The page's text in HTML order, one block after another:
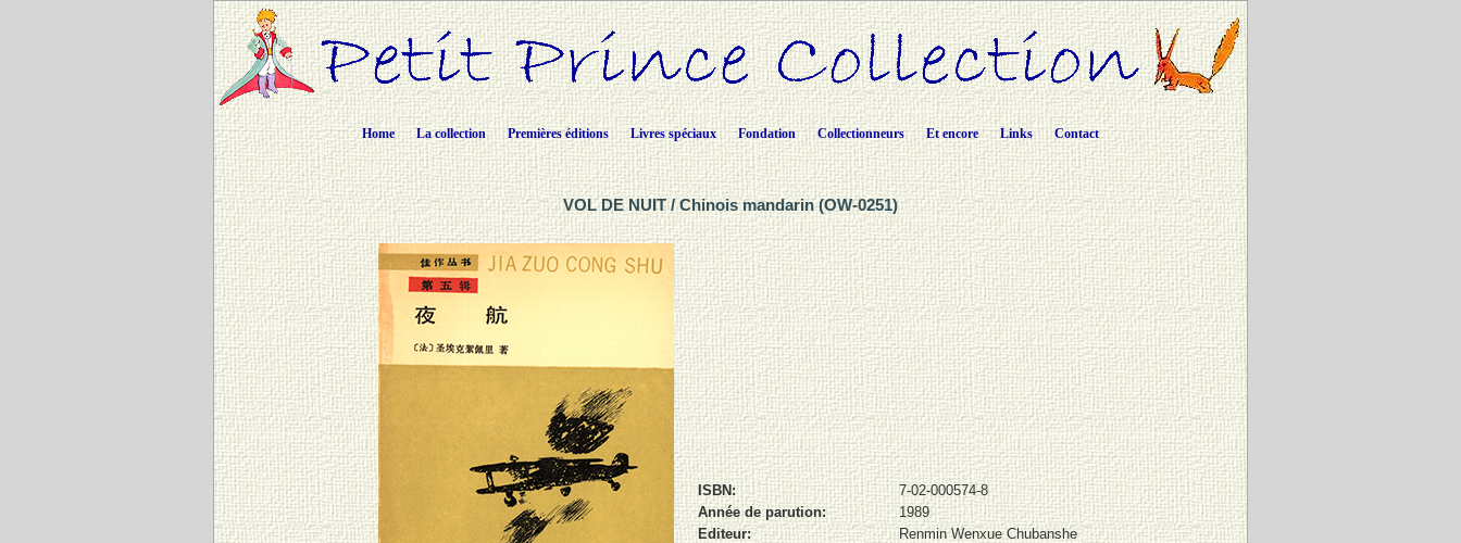
Home La collection Premières éditions Livres spéciaux Fondation Collectionneurs Et encore Links Contact
VOL DE NUIT / Chinois mandarin (OW-0251)
ISBN:
7-02-000574-8
Année de parution:
1989
Editeur:
Renmin Wenxue Chubanshe